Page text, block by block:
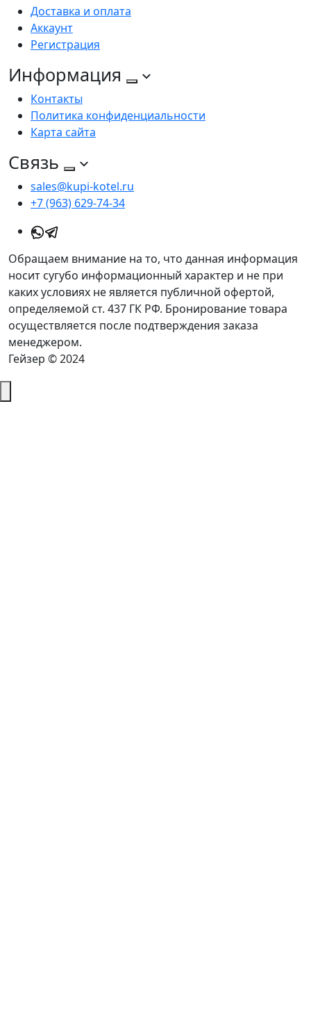
Доставка и оплата
Аккаунт
Регистрация
Информация
Контакты
Политика конфиденциальности
Карта сайта
Связь
sales@kupi-kotel.ru
+7 (963) 629-74-34
Обращаем внимание на то, что данная информация
носит сугубо информационный характер и не при
каких условиях не является публичной офертой,
определяемой ст. 437 ГК РФ. Бронирование товара
осуществляется после подтверждения заказа
менеджером.
Гейзер © 2024